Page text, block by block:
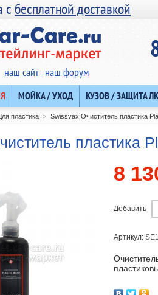
сбесплатной доставкой
наш сайт наш форум
МОЙКА / УХОД КУЗОВ / ЗАЩИТА
пластика > Swissvax Очиститель пластика
пластика
8
Добавить
Артикул: